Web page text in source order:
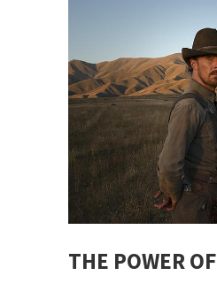
THE POWER